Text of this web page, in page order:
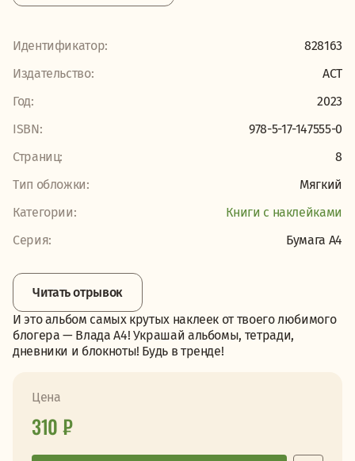
Идентификатор:
828163
Издательство:
АСТ
Год:
2023
ISBN:
978-5-17-147555-0
Страниц:
8
Тип обложки:
Мягкий
Категории:
Книги с наклейками
Серия:
Бумага А4
Читать отрывок
И это альбом самых крутых наклеек от твоего любимого
блогера — Влада А4! Украшай альбомы, тетради,
дневники и блокноты! Будь в тренде!
Цена
310 ₽